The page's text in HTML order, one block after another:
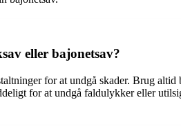
eller bajonetsav?
for at undgå skader. Brug
for at undgå faldulykker eller